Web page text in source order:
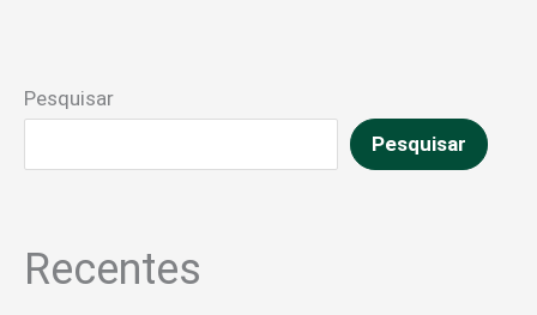
Pesquisar
Pesquisar
Recentes